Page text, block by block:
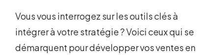
Vous vous interrogez sur les outils clés à
intégrer à votre stratégie ? Voici ceux qui se
démarquent pour développer vos ventes en